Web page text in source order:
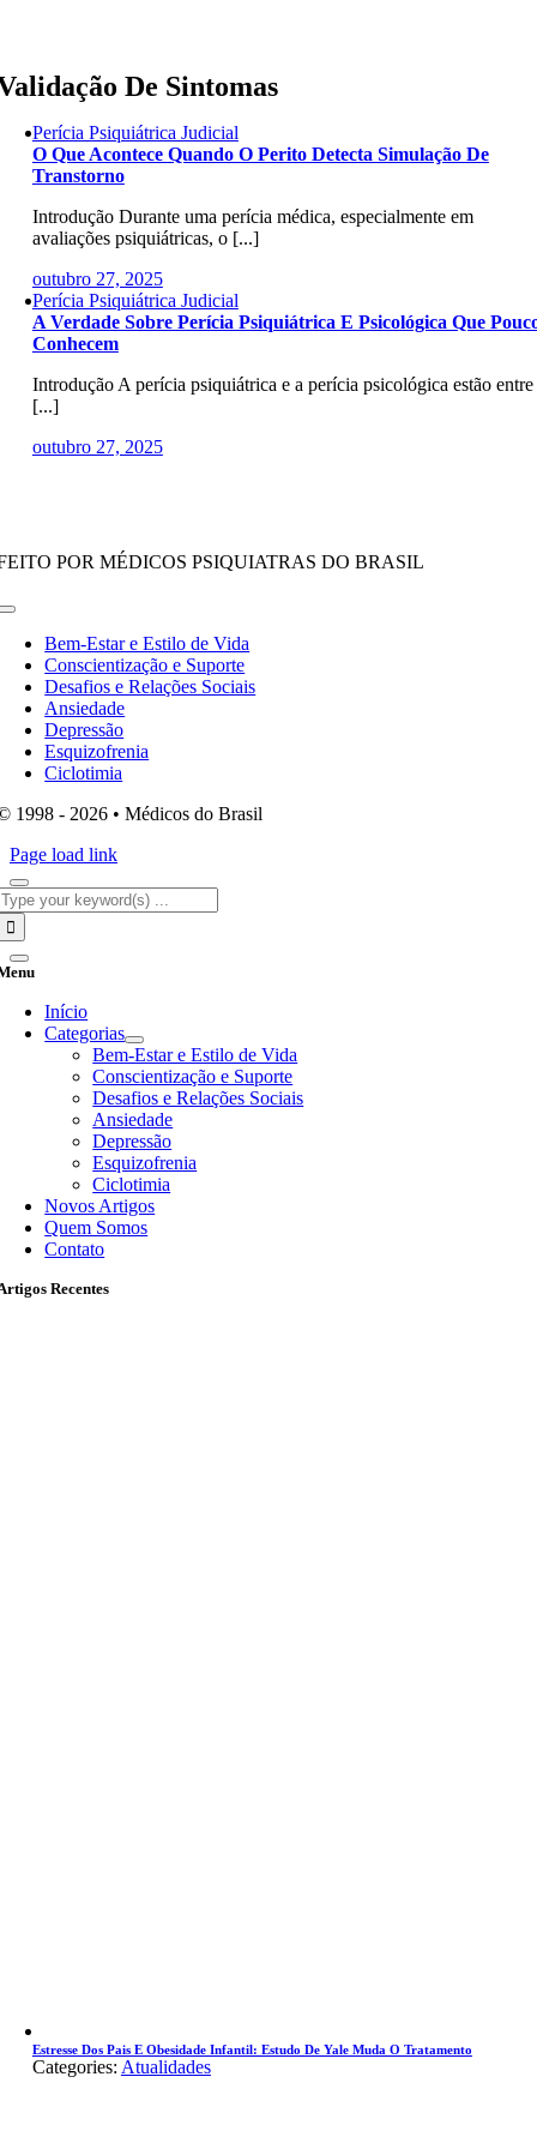
De Sintomas
Perícia Psiquiátrica Judicial
O Que Acontece Quando O Perito Detecta Simulação De
Transtorno
Introdução Durante uma perícia médica, especialmente em
avaliações psiquiátricas, o [...]
outubro 27, 2025
Perícia Psiquiátrica Judicial
A Verdade Sobre Perícia Psiquiátrica E Psicológica Que
Conhecem
Introdução A perícia psiquiátrica e a perícia psicológica estão entre
[...]
outubro 27, 2025
POR MÉDICOS PSIQUIATRAS DO BRASIL
Toggle
NavigationBem-Estar e Estilo de Vida
Conscientização e Suporte
Desafios e Relações Sociais
Ansiedade
Depressão
Esquizofrenia
Ciclotimia
1998 - 2026 • Médicos do Brasil
Page load link
Início
Categorias
Bem-Estar e Estilo de Vida
Conscientização e Suporte
Desafios e Relações Sociais
Ansiedade
Depressão
Esquizofrenia
Ciclotimia
Novos Artigos
Quem Somos
Contato
Recentes
Estresse Dos Pais E Obesidade Infantil: Estudo De Yale Muda O Tratamento
Categories: Atualidades